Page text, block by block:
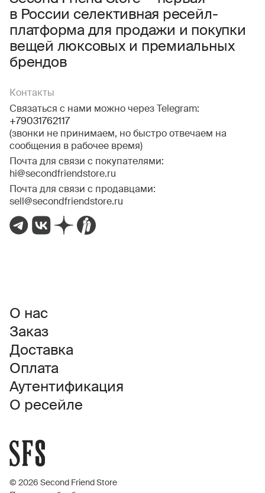
в России селективная ресейл-
платформа для продажи и покупки
вещей люксовых и премиальных
брендов
Контакты
Связаться с нами можно через Telegram:
+79031762117
(звонки не принимаем, но быстро отвечаем на
сообщения в рабочее время)
Почта для связи с покупателями:
hi@secondfriendstore.ru
Почта для связи с продавцами:
sell@secondfriendstore.ru
Даю согласие на получение рекламной информации.
О нас
Заказ
Доставка
Оплата
Аутентификация
О ресейле
© 2026 Second Friend Store